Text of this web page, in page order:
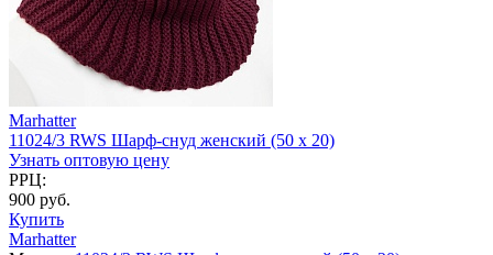
Marhatter
11024/3 RWS Шарф-снуд женский (50 x 20)
Узнать оптовую цену
РРЦ:
900 руб.
Купить
Marhatter